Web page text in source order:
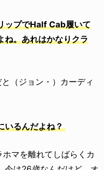
ップでHalf Cab履いて
ね。あれはかなりクラ
（ジョン・）カーディ
るんだよね？
マを離れてしばらくカ